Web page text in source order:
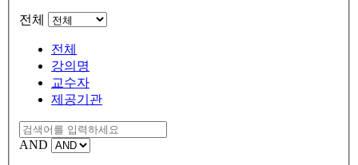
전체
전체
강의명
교수자
제공기관
AND